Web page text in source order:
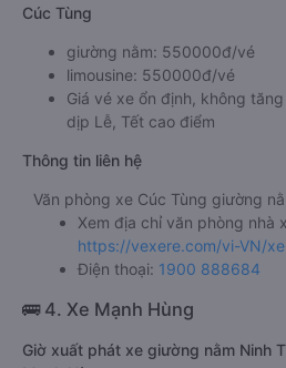
Cúc Tùng
giường nằm: 550000đ/vé
limousine: 550000đ/vé
Giá vé xe ổn định, không
dịp Lễ, Tết cao điểm
Thông tin liên hệ
Văn phòng xe Cúc Tùng giường
Xem địa chỉ văn phòng nhà
https://vexere.com/vi-VN/
Điện thoại: 1900 888684
🚌 4. Xe Mạnh Hùng
Giờ xuất phát xe giường nằm Ninh